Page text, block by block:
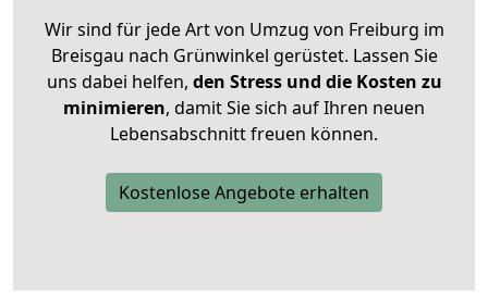
Wir sind für jede Art von Umzug von Freiburg im
Breisgau nach Grünwinkel gerüstet. Lassen Sie
uns dabei helfen, den Stress und die Kosten zu
minimieren, damit Sie sich auf Ihren neuen
Lebensabschnitt freuen können.
Kostenlose Angebote erhalten